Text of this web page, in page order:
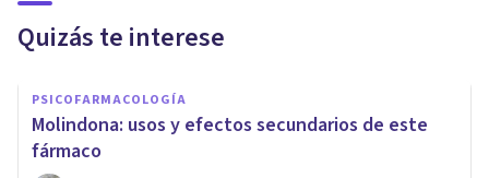
Quizás te interese
PSICOFARMACOLOGÍA
Molindona: usos y efectos secundarios de este
fármaco